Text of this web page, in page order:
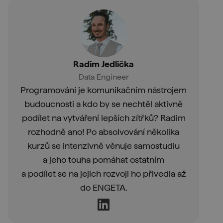
Radim Jedlička
Data Engineer
Programování je komunikačním nástrojem
budoucnosti a kdo by se nechtěl aktivně
podílet na vytváření lepších zítřků? Radim
rozhodně ano! Po absolvování několika
kurzů se intenzivně věnuje samostudiu
a jeho touha pomáhat ostatním
a podílet se na jejich rozvoji ho přivedla až
do ENGETA.